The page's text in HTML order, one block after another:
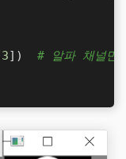
3]) # 알파 채널만